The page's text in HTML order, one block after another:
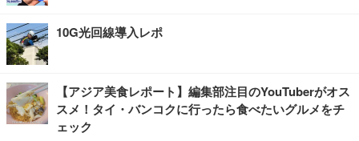
10G光回線導入レポ
【アジア美食レポート】編集部注目のYouTuberがオス
スメ！タイ・バンコクに行ったら食べたいグルメをチ
ェック